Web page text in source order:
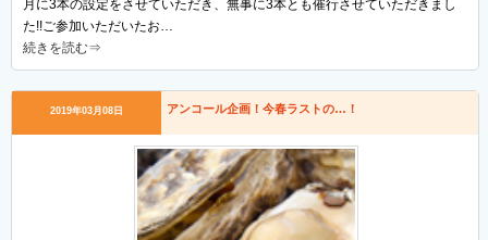
月に3本の設定をさせていただき、無事に3本とも催行させていただきまし
た!!ご参加いただいたお…
続きを読む⇒
2019年03月08日 アンコール企画！今春ラストの…！